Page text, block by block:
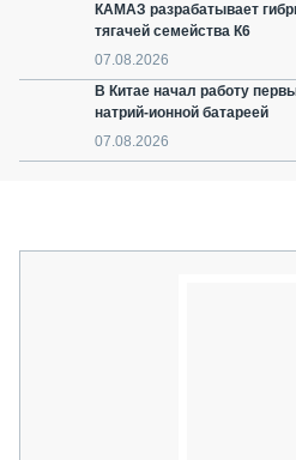
КАМАЗ разрабатывает
тягачей семейства К6
07.08.2026
В Китае начал работу
натрий-ионной батареей
07.08.2026